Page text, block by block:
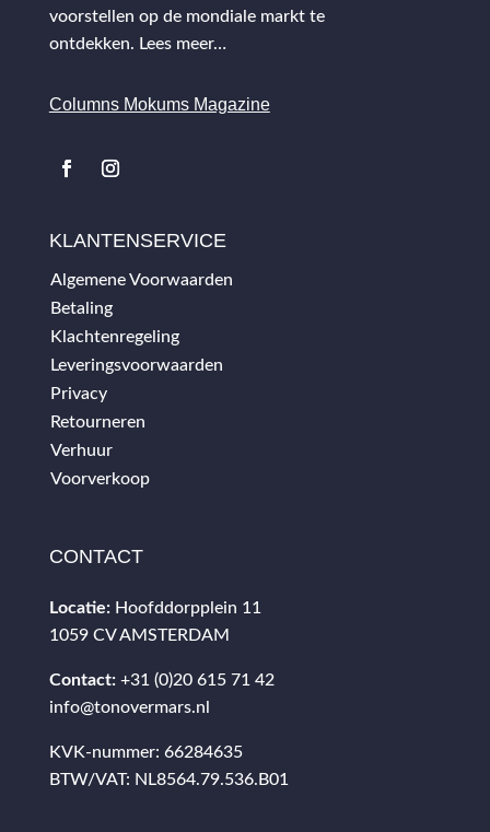
voorstellen op de mondiale markt te
ontdekken. Lees meer…
Columns Mokums Magazine
KLANTENSERVICE
Algemene Voorwaarden
Betaling
Klachtenregeling
Leveringsvoorwaarden
Privacy
Retourneren
Verhuur
Voorverkoop
CONTACT
Locatie: Hoofddorpplein 11
1059 CV AMSTERDAM
Contact: +31 (0)20 615 71 42
info@tonovermars.nl
KVK-nummer: 66284635
BTW/VAT: NL8564.79.536.B01